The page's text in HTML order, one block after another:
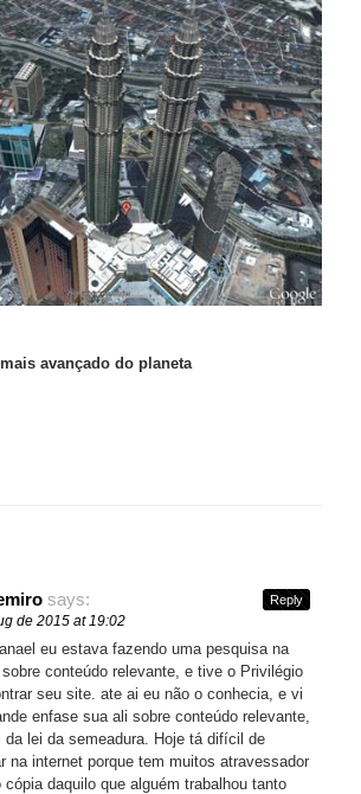
avançado do planeta
says:
de 2015 at 19:02
eu estava fazendo uma pesquisa na
conteúdo relevante, e tive o Privilégio
seu site. ate ai eu não o conhecia, e vi
enfase sua ali sobre conteúdo relevante,
da lei da semeadura. Hoje tá difícil de
na internet porque tem muitos atravessador
cópia daquilo que alguém trabalhou tanto
Reply